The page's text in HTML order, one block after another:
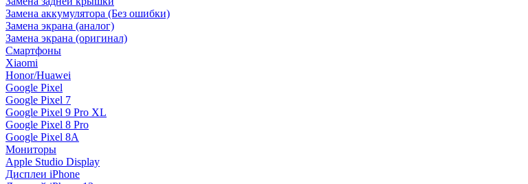
Замена аккумулятора (Без ошибки)
Замена экрана (аналог)
Замена экрана (оригинал)
Смартфоны
Xiaomi
Honor/Huawei
Google Pixel
Google Pixel 7
Google Pixel 9 Pro XL
Google Pixel 8 Pro
Google Pixel 8A
Мониторы
Apple Studio Display
Дисплеи iPhone